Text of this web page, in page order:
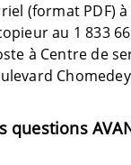
(format PDF) à
au 1 833
à Centre de
questions